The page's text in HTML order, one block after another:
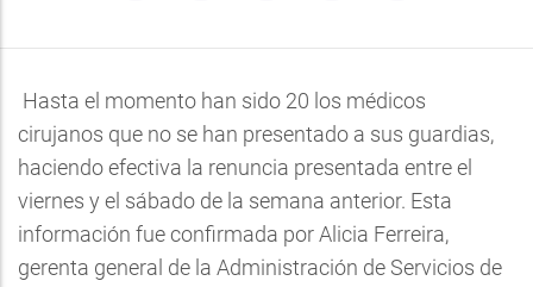
Hasta el momento han sido 20 los médicos
cirujanos que no se han presentado a sus guardias,
haciendo efectiva la renuncia presentada entre el
viernes y el sábado de la semana anterior. Esta
información fue confirmada por Alicia Ferreira,
gerenta general de la Administración de Servicios de